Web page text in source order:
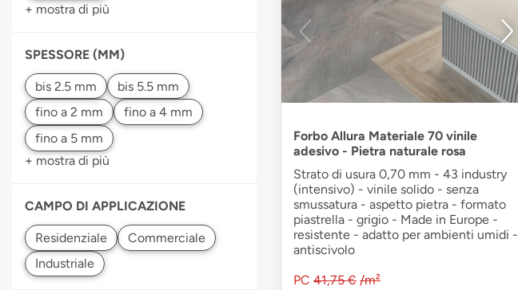
+ mostra di più
SPESSORE (MM)
+ mostra di più
CAMPO DI APPLICAZIONE
Forbo Allura Materiale 70 vinile
adesivo - Pietra naturale rosa
Strato di usura 0,70 mm - 43 industry
(intensivo) - vinile solido - senza
smussatura - aspetto pietra - formato
piastrella - grigio - Made in Europe -
resistente - adatto per ambienti umidi -
antiscivolo
PC 41,75 € /m²